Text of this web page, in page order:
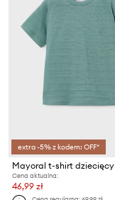
extra -5% z kodem: OFF*
Mayoral t-shirt dziecięcy
Cena aktualna:
46,99 zł